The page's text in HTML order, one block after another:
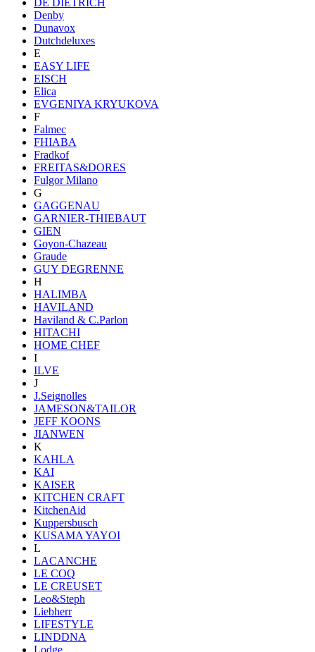
Denby
Dunavox
Dutchdeluxes
E
EASY LIFE
EISCH
Elica
EVGENIYA KRYUKOVA
F
Falmec
FHIABA
Fradkof
FREITAS&DORES
Fulgor Milano
G
GAGGENAU
GARNIER-THIEBAUT
GIEN
Goyon-Chazeau
Graude
GUY DEGRENNE
H
HALIMBA
HAVILAND
Haviland & C.Parlon
HITACHI
HOME CHEF
I
ILVE
J
J.Seignolles
JAMESON&TAILOR
JEFF KOONS
JIANWEN
K
KAHLA
KAI
KAISER
KITCHEN CRAFT
KitchenAid
Kuppersbusch
KUSAMA YAYOI
L
LACANCHE
LE COQ
LE CREUSET
Leo&Steph
Liebherr
LIFESTYLE
LINDDNA
Lodge